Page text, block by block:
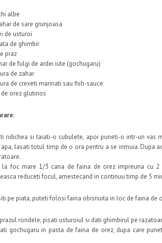
albe
de sare grunjoasa
de usturoi
de ghimbir
praz
de fulgi de ardei iute (gochugaru)
de zahar
de creveti marinati sau fish-sauce
de orez glutinos
ridichea si taiati-o cubulete, apoi puneti-o intr-un vas
lasati totul timp de o ora pentru a se inmuia. Dupa
la foc mare 1/3 cana de faina de orez impreuna cu
reduceti focul, amestecand in continuu timp de 5
pe piata, puteti folosi faina obisnuita in loc de faina de
rondele, pisati usturoiul si dati ghimbirul pe
gochugaru in pasta de faina de orez, dupa care